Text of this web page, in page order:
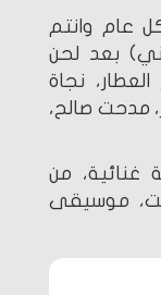
عام وانتم
بعد لحن
نجاة
مدحت صالح،
48 مسرحية غنائية، من
موسيقى